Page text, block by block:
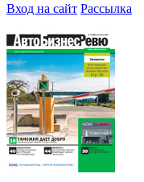
Вход на сайт Рассылка